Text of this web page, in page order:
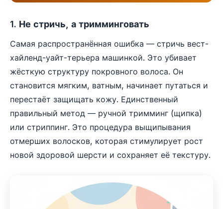
1. Не стричь, а тримминговать
Самая распространённая ошибка — стричь вест-
хайленд-уайт-терьера машинкой. Это убивает
жёсткую структуру покровного волоса. Он
становится мягким, ватным, начинает путаться и
перестаёт защищать кожу. Единственный
правильный метод — ручной тримминг (щипка)
или стриппинг. Это процедура выщипывания
отмерших волосков, которая стимулирует рост
новой здоровой шерсти и сохраняет её текстуру.